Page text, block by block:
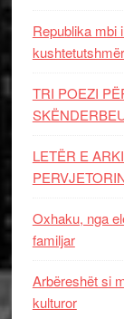
Republika mbi
TRI POEZI
LETËR E
Oxhaku, nga
familjar
Arbëreshët si
kulturor